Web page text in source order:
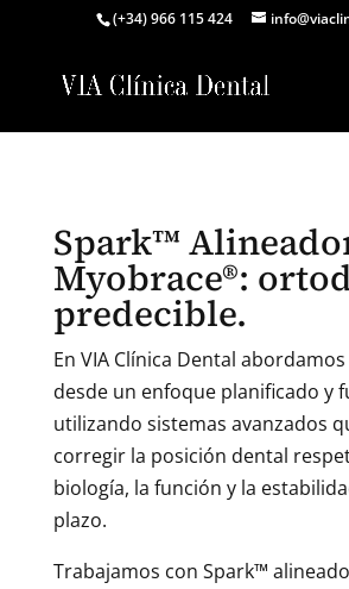
(+34) 966 115 424
Spark™
Myobrace®:
predecible.
En VIA Clínica Dental
desde un enfoque planificado y
utilizando sistemas avanzados
corregir la posición dental
biología, la función y la
plazo.
Trabajamos con Spark™